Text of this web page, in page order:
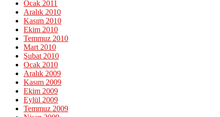
Ocak 2011
Aralık 2010
Kasım 2010
Ekim 2010
Temmuz 2010
Mart 2010
Şubat 2010
Ocak 2010
Aralık 2009
Kasım 2009
Ekim 2009
Eylül 2009
Temmuz 2009